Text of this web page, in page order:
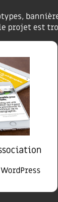
projet est